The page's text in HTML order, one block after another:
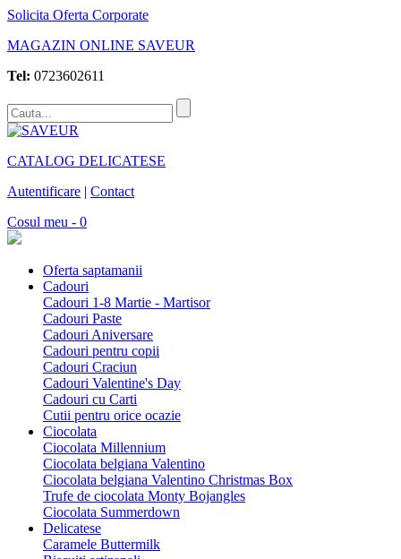
Solicita Oferta Corporate
MAGAZIN ONLINE SAVEUR
Tel: 0723602611
CATALOG DELICATESE
Autentificare | Contact
Cosul meu - 0
Oferta saptamanii
Cadouri
Cadouri 1-8 Martie - Martisor
Cadouri Paste
Cadouri Aniversare
Cadouri pentru copii
Cadouri Craciun
Cadouri Valentine's Day
Cadouri cu Carti
Cutii pentru orice ocazie
Ciocolata
Ciocolata Millennium
Ciocolata belgiana Valentino
Ciocolata belgiana Valentino Christmas Box
Trufe de ciocolata Monty Bojangles
Ciocolata Summerdown
Delicatese
Caramele Buttermilk